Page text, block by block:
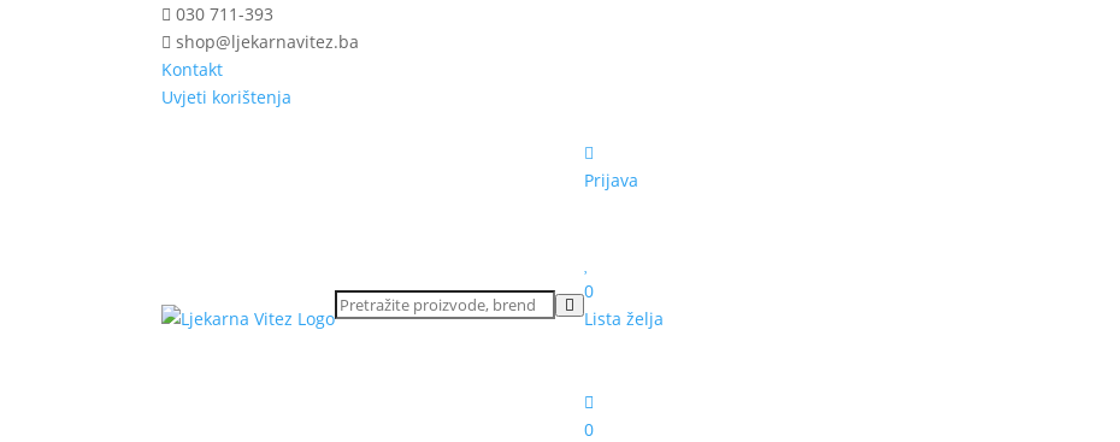
030 711-393
shop@ljekarnavitez.ba
Kontakt
Uvjeti korištenja
Prijava
0
Lista želja
0